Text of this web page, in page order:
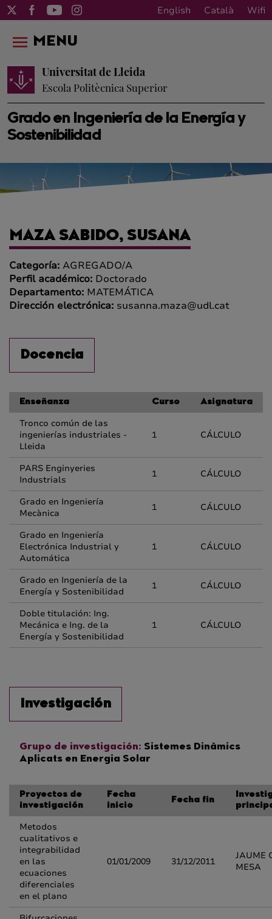
English Català Wifi
Grado en Ingeniería de la Energía y
Sostenibilidad
Universitat de Lleida
Escola Politècnica Superior
MENU
MAZA SABIDO, SUSANA
Categoría: AGREGADO/A
Perfil académico: Doctorado
Departamento: MATEMÁTICA
Dirección electrónica: susanna.maza@udl.cat
Docencia
Enseñanza Curso Asignatura
Tronco común de las
ingenierías industriales -
Lleida
1 CÁLCULO
PARS Enginyeries
Industrials
1 CÁLCULO
Grado en Ingeniería
Mecànica
1 CÁLCULO
Grado en Ingeniería
Electrónica Industrial y
Automática
1 CÁLCULO
Grado en Ingeniería de la
Energía y Sostenibilidad
1 CÁLCULO
Doble titulación: Ing.
Mecánica e Ing. de la
Energía y Sostenibilidad
1 CÁLCULO
Investigación
Grupo de investigación: Sistemes Dinàmics
Aplicats en Energia Solar
Proyectos de
investigación
Fecha
inicio
Fecha fin
Metodos
cualitativos e
integrabilidad
en las
ecuaciones
diferenciales
en el plano
01/01/2009 31/12/2011
JAUME
MESA